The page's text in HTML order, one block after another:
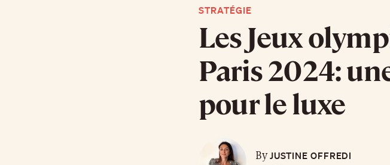
STRATÉGIE
Les Jeux
Paris 2024:
pour le luxe
ByJUSTINE OFFREDI